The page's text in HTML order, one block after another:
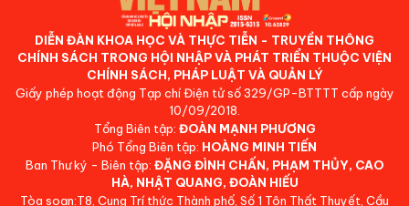
DIỄN ĐÀN KHOA HỌC VÀ THỰC TIỄN - TRUYỀN THÔNG
CHÍNH SÁCH TRONG HỘI NHẬP VÀ PHÁT TRIỂN THUỘC VIỆN
CHÍNH SÁCH, PHÁP LUẬT VÀ QUẢN LÝ
Giấy phép hoạt động Tạp chí Điện tử số 329/GP-BTTTT cấp ngày
10/09/2018.
Tổng Biên tập: ĐOÀN MẠNH PHƯƠNG
Phó Tổng Biên tập: HOÀNG MINH TIẾN
Ban Thư ký - Biên tập: ĐẶNG ĐÌNH CHẤN, PHẠM THỦY, CAO
HÀ, NHẬT QUANG, ĐOÀN HIẾU
Tòa soạn:T8, Cung Trí thức Thành phố, Số 1 Tôn Thất Thuyết, Cầu